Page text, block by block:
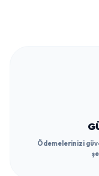
Ödemelerinizi